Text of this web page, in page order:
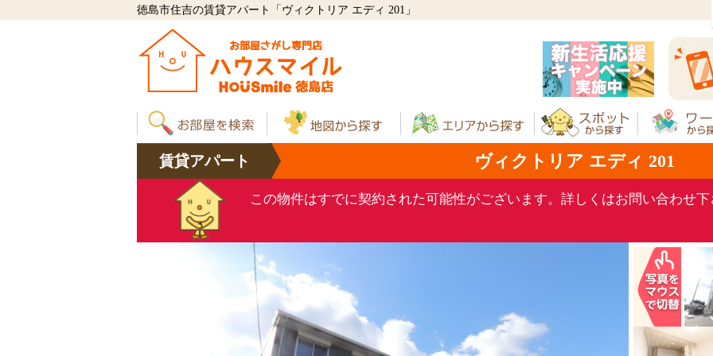
徳島市住吉の賃貸アパート「ヴィクトリア エディ 201」
賃貸アパート ヴィクトリア エディ 201
この物件はすでに契約された可能性がございます。詳しくはお問い合わせ